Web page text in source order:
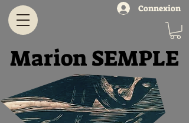
Connexion
Marion SEMPLE